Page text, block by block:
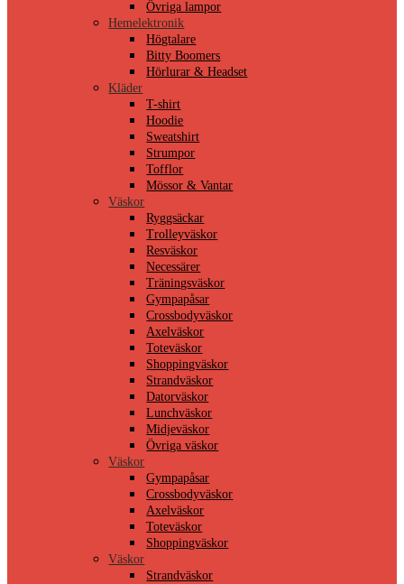
Övriga lampor
Hemelektronik
Högtalare
Bitty Boomers
Hörlurar & Headset
Kläder
T-shirt
Hoodie
Sweatshirt
Strumpor
Tofflor
Mössor & Vantar
Väskor
Ryggsäckar
Trolleyväskor
Resväskor
Necessärer
Träningsväskor
Gympapåsar
Crossbodyväskor
Axelväskor
Toteväskor
Shoppingväskor
Strandväskor
Datorväskor
Lunchväskor
Midjeväskor
Övriga väskor
Väskor
Gympapåsar
Crossbodyväskor
Axelväskor
Toteväskor
Shoppingväskor
Väskor
Strandväskor